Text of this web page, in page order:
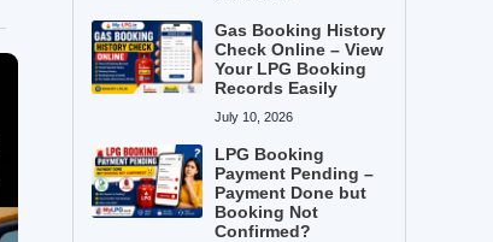
Gas Booking History
Check Online – View
Your LPG Booking
Records Easily
July 10, 2026
LPG Booking
Payment Pending –
Payment Done but
Booking Not
Confirmed?